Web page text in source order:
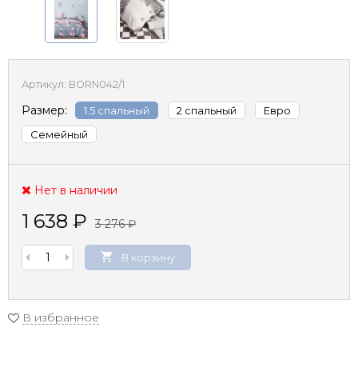
Артикул: BORN042/1
Размер: 1.5 спальный 2 спальный
Евро
Семейный
Нет в наличии
1 638 ₽ 3 276₽
В корзину
В избранное